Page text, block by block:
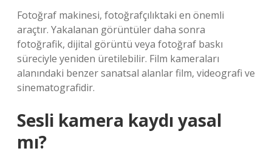
Fotoğraf makinesi, fotoğrafçılıktaki en önemli
araçtır. Yakalanan görüntüler daha sonra
fotoğrafik, dijital görüntü veya fotoğraf baskı
süreciyle yeniden üretilebilir. Film kameraları
alanındaki benzer sanatsal alanlar film, videografi ve
sinematografidir.
Sesli kamera kaydı yasal
mı?